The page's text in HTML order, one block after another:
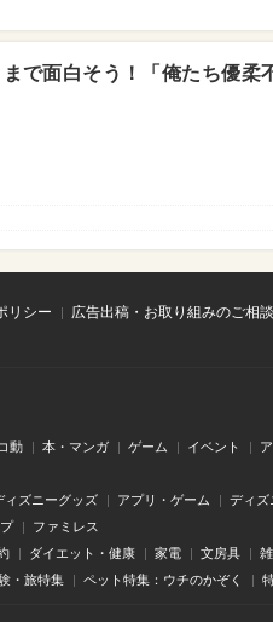
で面白そう！「俺たち優柔
リシー
広告出稿・お取り組みのご相
動 本・マンガ ゲーム イベント
ィズニーグッズ アプリ・ゲーム ディズ
ファミレス
ダイエット・健康 家電 文房具
・旅特集 ペット特集：ウチのかぞく